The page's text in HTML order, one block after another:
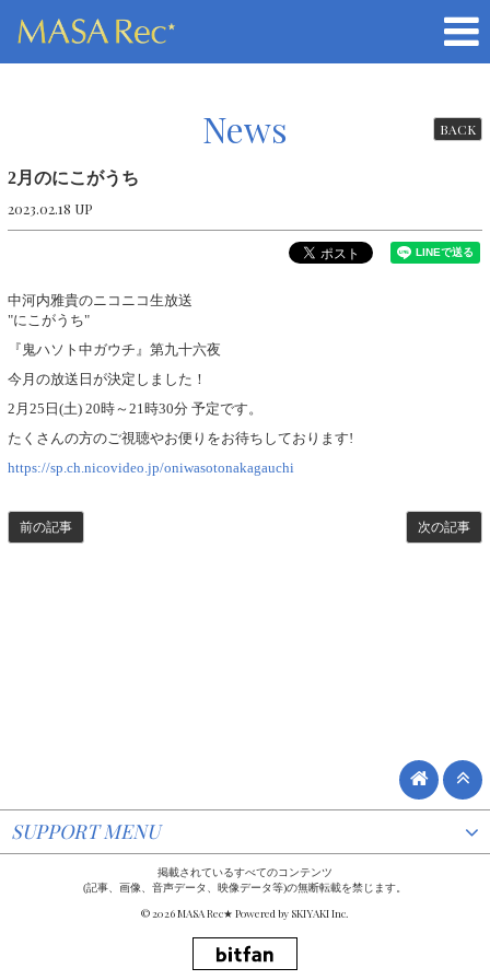
News BACK
2月のにこがうち
2023.02.18 UP
中河内雅貴のニコニコ生放送
"にこがうち"
『鬼ハソト中ガウチ』第九十六夜
今月の放送日が決定しました！
2月25日(土) 20時～21時30分 予定です。
たくさんの方のご視聴やお便りをお待ちしております!
https://sp.ch.nicovideo.jp/oniwasotonakagauchi
次の記事
前の記事
SUPPORT MENU
掲載されているすべてのコンテンツ
(記事、画像、音声データ、映像データ等)の無断転載を禁じます。
© 2026 MASA Rec★ Powered by SKIYAKI Inc.